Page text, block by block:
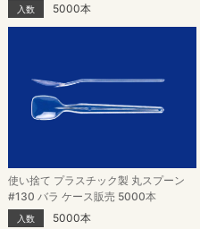
入数 5000本
使い捨て プラスチック製 丸スプーン
#130 バラ ケース販売 5000本
入数 5000本